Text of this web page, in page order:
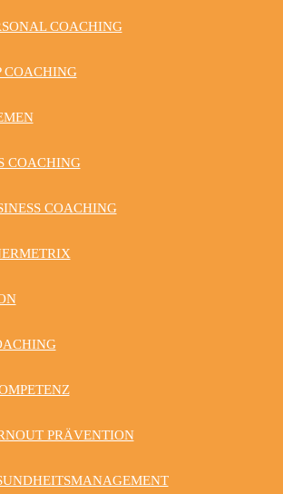
COACHING
COACHING
COACHING
COACHING
PRÄVENTION